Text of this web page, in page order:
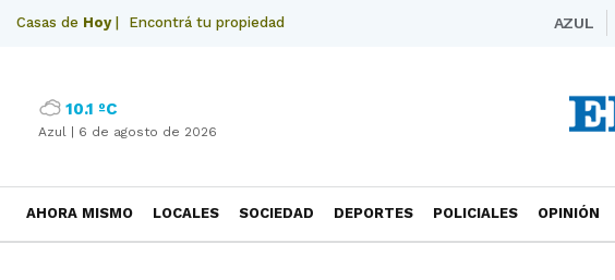
Casas de Hoy| Encontrá tu propiedad AZUL
10.1 ºC
Azul | 6 de agosto de 2026
AHORA MISMO LOCALES SOCIEDAD DEPORTES POLICIALES OPINIÓN